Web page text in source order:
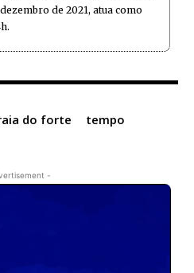
de 2021, atua como
do forte tempo
-